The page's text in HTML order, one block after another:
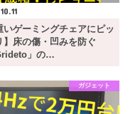
いゲーミングチェアにピッ
】床の傷・凹みを防ぐ
」の…
ガジェット